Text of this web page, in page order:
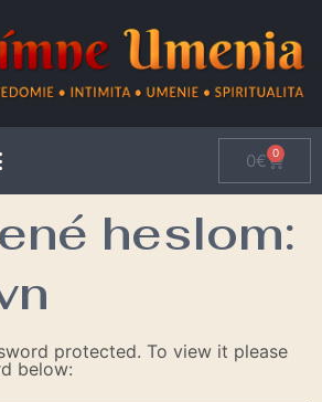
0€ 0
heslom:
protected. To view it please
below: